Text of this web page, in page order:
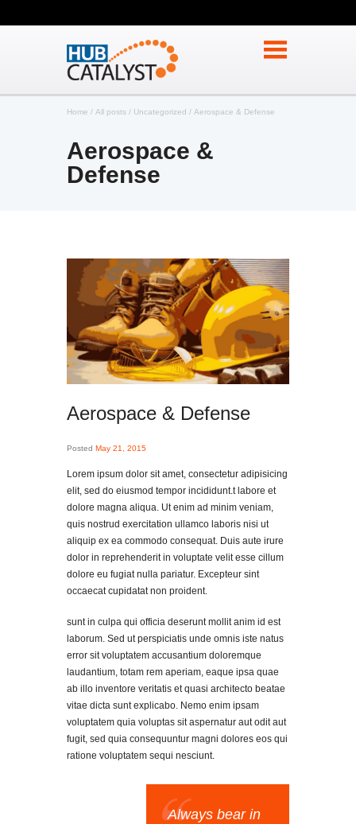
Home All posts Uncategorized Aerospace & Defense
Aerospace &
Defense
Aerospace & Defense
Posted May 21, 2015
Lorem ipsum dolor sit amet, consectetur adipisicing
elit, sed do eiusmod tempor incididunt.t labore et
dolore magna aliqua. Ut enim ad minim veniam,
quis nostrud exercitation ullamco laboris nisi ut
aliquip ex ea commodo consequat. Duis aute irure
dolor in reprehenderit in voluptate velit esse cillum
dolore eu fugiat nulla pariatur. Excepteur sint
occaecat cupidatat non proident.
sunt in culpa qui officia deserunt mollit anim id est
laborum. Sed ut perspiciatis unde omnis iste natus
error sit voluptatem accusantium doloremque
laudantium, totam rem aperiam, eaque ipsa quae
ab illo inventore veritatis et quasi architecto beatae
vitae dicta sunt explicabo. Nemo enim ipsam
voluptatem quia voluptas sit aspernatur aut odit aut
fugit, sed quia consequuntur magni dolores eos qui
ratione voluptatem sequi nesciunt.
Always bear in